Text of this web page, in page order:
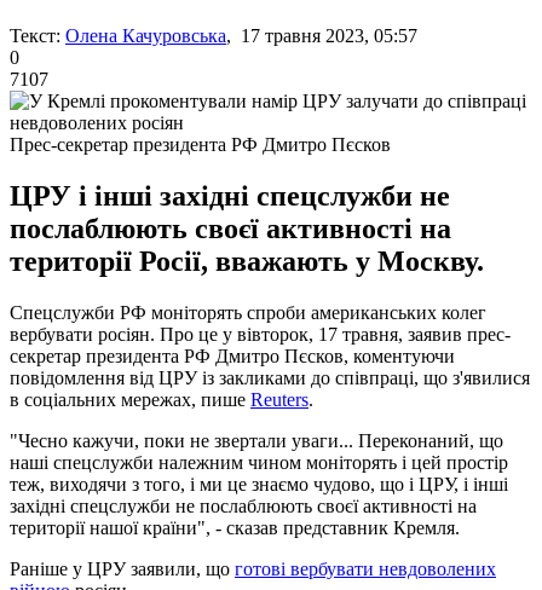
Текст: Олена Качуровська, 17 травня 2023, 05:57
0
7107
Прес-секретар президента РФ Дмитро Пєсков
ЦРУ і інші західні спецслужби не
послаблюють своєї активності на
території Росії, вважають у Москву.
Спецслужби РФ моніторять спроби американських колег
вербувати росіян. Про це у вівторок, 17 травня, заявив прес-
секретар президента РФ Дмитро Пєсков, коментуючи
повідомлення від ЦРУ із закликами до співпраці, що з'явилися
в соціальних мережах, пише Reuters.
"Чесно кажучи, поки не звертали уваги... Переконаний, що
наші спецслужби належним чином моніторять і цей простір
теж, виходячи з того, і ми це знаємо чудово, що і ЦРУ, і інші
західні спецслужби не послаблюють своєї активності на
території нашої країни", - сказав представник Кремля.
Раніше у ЦРУ заявили, що готові вербувати невдоволених